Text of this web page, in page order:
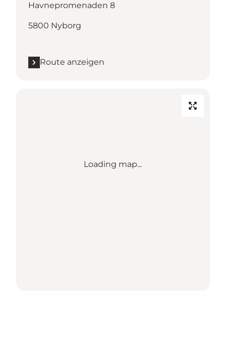
Havnepromenaden 8
5800 Nyborg
Route anzeigen
Loading map...